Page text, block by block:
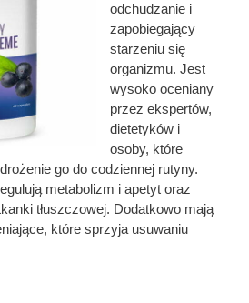
odchudzanie i
zapobiegający
starzeniu się
organizmu. Jest
wysoko oceniany
przez ekspertów,
dietetyków i
osoby, które
go do codziennej rutyny.
metabolizm i apetyt oraz
tłuszczowej. Dodatkowo mają
które sprzyja usuwaniu